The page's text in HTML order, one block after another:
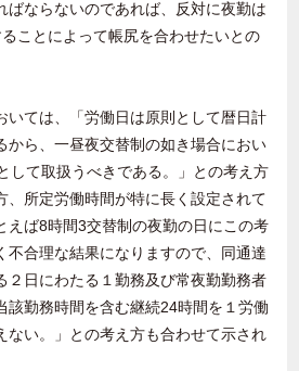
ばならないのであれば、反対に夜勤は
ことによって帳尻を合わせたいとの
いては、「労働日は原則として暦日計
から、一昼夜交替制の如き場合におい
して取扱うべきである。」との考え方
、所定労働時間が特に長く設定されて
えば8時間3交替制の夜勤の日にこの考
不合理な結果になりますので、同通達
２日にわたる１勤務及び常夜勤勤務者
該勤務時間を含む継続24時間を１労働
ない。」との考え方も合わせて示され